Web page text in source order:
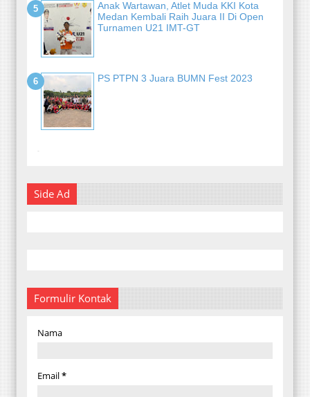
Anak Wartawan, Atlet Muda KKI Kota
Medan Kembali Raih Juara II Di Open
Turnamen U21 IMT-GT
PS PTPN 3 Juara BUMN Fest 2023
-
Side Ad
Formulir Kontak
Nama
Email*